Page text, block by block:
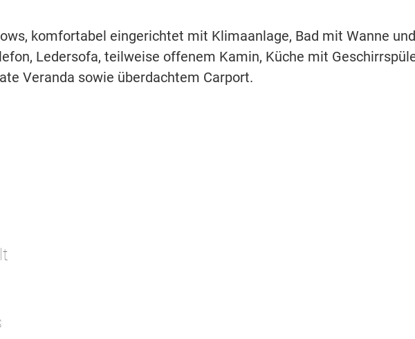
komfortabel eingerichtet mit Klimaanlage, Bad mit Wanne und
Ledersofa, teilweise offenem Kamin, Küche mit
Veranda sowie überdachtem Carport.